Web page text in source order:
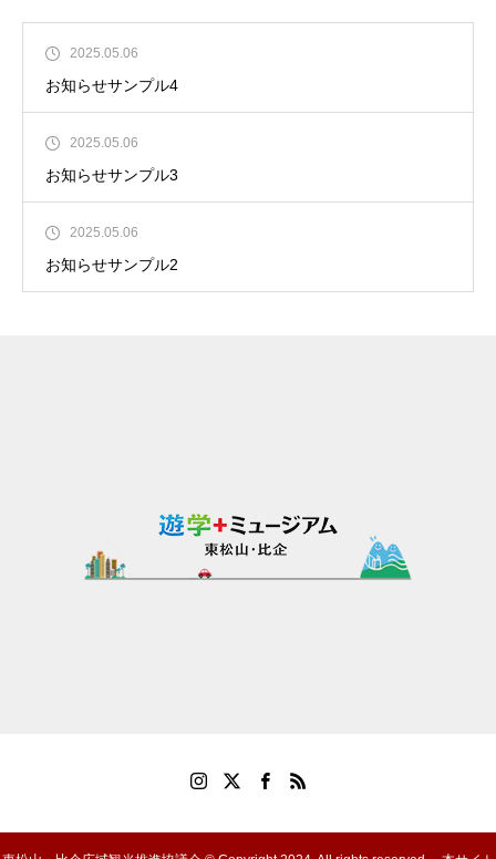
2025.05.06
お知らせサンプル4
2025.05.06
お知らせサンプル3
2025.05.06
お知らせサンプル2